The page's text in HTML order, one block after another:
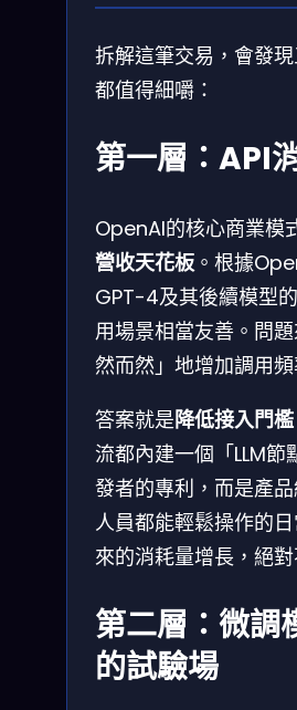
拆解這筆交易，會發
都值得細嚼：
第一層：API
OpenAI的核心商業
營收天花板 。根據
GPT-4及其後續模型
用場景相當友善。問
然而然」地增加調用頻
答案就是降低接入門檻
流都內建一個「LLM
發者的專利，而是產
人員都能輕鬆操作的
來的消耗量增長，絕
第二層：微調
的試驗場